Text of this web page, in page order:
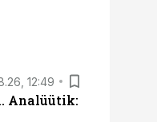
12:49
Analüütik: